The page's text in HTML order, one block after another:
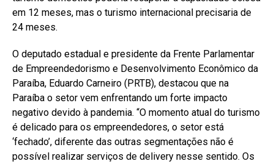
em 12 meses, mas o turismo internacional precisaria de
24 meses.
O deputado estadual e presidente da Frente Parlamentar
de Empreendedorismo e Desenvolvimento Econômico da
Paraíba, Eduardo Carneiro (PRTB), destacou que na
Paraíba o setor vem enfrentando um forte impacto
negativo devido à pandemia. “O momento atual do turismo
é delicado para os empreendedores, o setor está
‘fechado’, diferente das outras segmentações não é
possível realizar serviços de delivery nesse sentido. Os